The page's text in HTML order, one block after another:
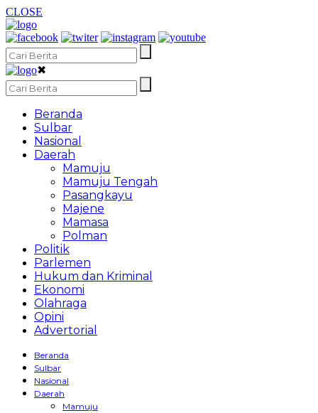
CLOSE
✖
Beranda
Sulbar
Nasional
Daerah
Mamuju
Mamuju Tengah
Pasangkayu
Majene
Mamasa
Polman
Politik
Parlemen
Hukum dan Kriminal
Ekonomi
Olahraga
Opini
Advertorial
Beranda
Sulbar
Nasional
Daerah
Mamuju